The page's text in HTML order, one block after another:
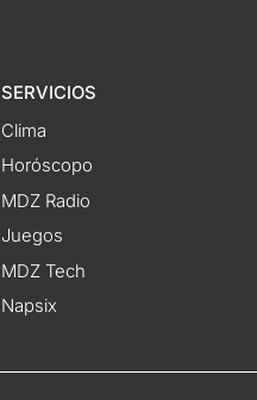
SERVICIOS
Clima
Horóscopo
MDZ Radio
Juegos
MDZ Tech
Napsix